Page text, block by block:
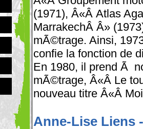
(1971), Â«Â Atlas
MarrakechÂ Â»
mÃ©trage. Ainsi,
confie la fonction de
En 1980, il prend Ã
mÃ©trage, Â«Â Le
nouveau titre Â«Â
Anne-Lise Liens